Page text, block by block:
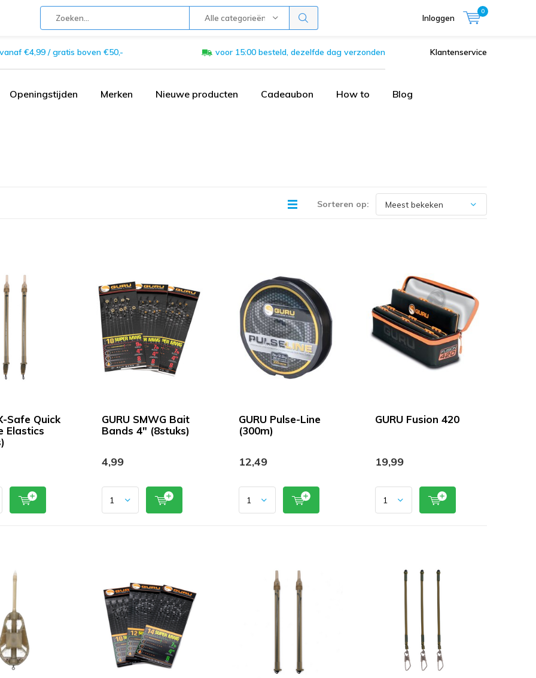
Alle categorieën Inloggen
0
€4,99 / gratis boven €50,- voor 15:00 besteld, dezelfde dag verzonden Klantenservice
Openingstijden Merken Nieuwe producten Cadeaubon How to Blog
Sorteren op:
Safe Quick
Elastics
GURU SMWG Bait
Bands 4" (8stuks)
4,99
GURU Pulse-Line
(300m)
12,49
GURU Fusion 420
19,99